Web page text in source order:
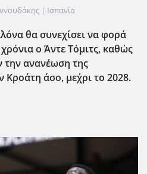
| Ισπανία
θα συνεχίσει να φορά
ο Άντε Τόμιτς, καθώς
την ανανέωση της
άσο, με΄χρι το 2028.